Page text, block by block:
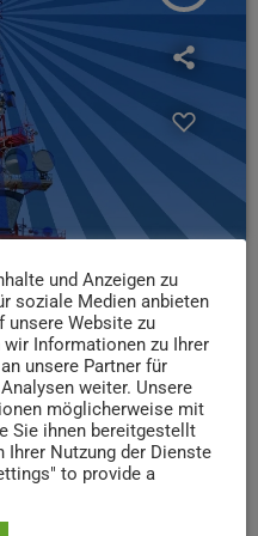
in Trier und
und die Netzqualität
Homepage mit. Die
durchgeführt und
aus Nutzersicht zu
App können Teilnehmer
und Anzeigen zu
soziale Medien anbieten
unsere Website zu
Informationen zu Ihrer
unsere Partner für
weiter. Unsere
möglicherweise mit
Sie ihnen bereitgestellt
Ihrer Nutzung der Dienste
to provide a